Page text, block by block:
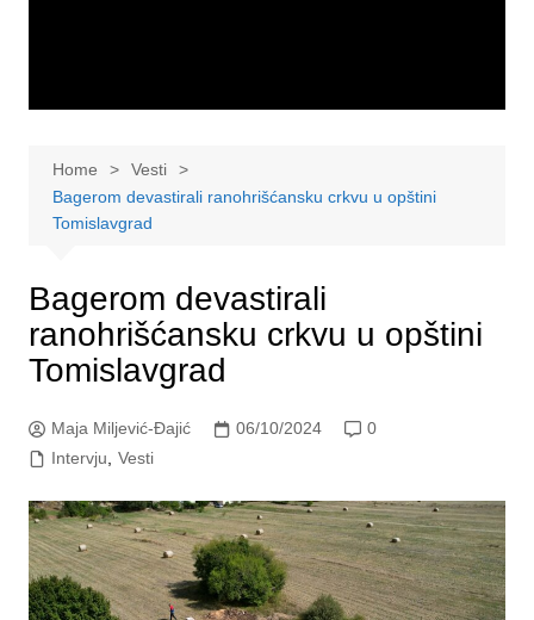
Home
Vesti
Bagerom devastirali ranohrišćansku crkvu u opštini
Tomislavgrad
Bagerom devastirali
ranohrišćansku crkvu u opštini
Tomislavgrad
Maja Miljević-Đajić 06/10/2024
0
Intervju, Vesti